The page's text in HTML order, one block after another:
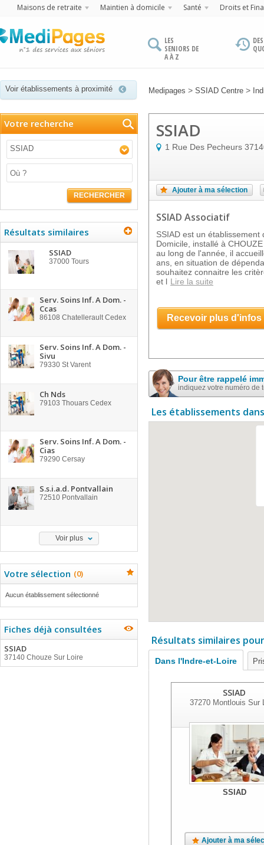
Maisons de retraite Maintien à domicile Santé Droits et
LES
SENIORS DE
A À Z
Voir établissements à proximité Medipages > SSIAD Centre >
Votre recherche
SSIAD
RECHERCHER
Résultats similaires
SSIAD
37000 Tours
Serv. Soins Inf. A Dom. -
Ccas
86108 Chatellerault Cedex
Serv. Soins Inf. A Dom. -
Sivu
79330 St Varent
Ch Nds
79103 Thouars Cedex
Serv. Soins Inf. A Dom. -
Cias
79290 Cersay
S.s.i.a.d. Pontvallain
72510 Pontvallain
Voir plus
Votre sélection (0)
Aucun établissement sélectionné
Fiches déjà consultées
SSIAD
37140 Chouze Sur Loire
SSIAD
1 Rue Des Pecheurs
Ajouter à ma sélection
SSIAD Associatif
SSIAD est un établissement
Domicile, installé à
au long de l'année, il
ans, en situation de
souhaitez connaitre les
et l Lire la suite
Recevoir plus d'infos
Pour être rappelé
indiquez votre numéro de
Les établissements
Résultats similaires
Dans l'Indre-et-Loire
SSIAD
37270 Montlouis Sur
SSIAD
Ajouter à ma